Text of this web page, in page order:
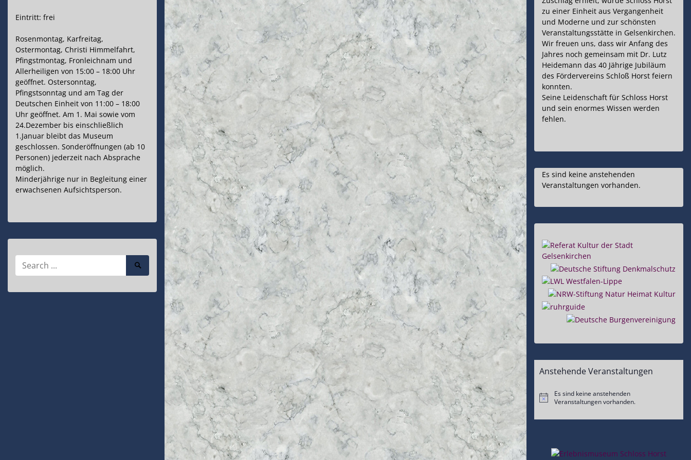
Eintritt: frei
Rosenmontag, Karfreitag,
Ostermontag, Christi Himmelfahrt,
Pfingstmontag, Fronleichnam und
Allerheiligen von 15:00 – 18:00 Uhr
geöffnet. Ostersonntag,
Pfingstsonntag und am Tag der
Deutschen Einheit von 11:00 – 18:00
Uhr geöffnet. Am 1. Mai sowie vom
24.Dezember bis einschließlich
1.Januar bleibt das Museum
geschlossen. Sonderöffnungen (ab 10
Personen) jederzeit nach Absprache
möglich.
Minderjährige nur in Begleitung einer
erwachsenen Aufsichtsperson.
for:
Search
Submit
zu einer Einheit aus Vergangenheit
und Moderne und zur schönsten
Veranstaltungsstätte in Gelsenkirchen.
Wir freuen uns, dass wir Anfang des
Jahres noch gemeinsam mit Dr. Lutz
Heidemann das 40 Jährige Jubiläum
des Fördervereins Schloß Horst feiern
konnten.
Seine Leidenschaft für Schloss Horst
und sein enormes Wissen werden
fehlen.
Es sind keine anstehenden
Veranstaltungen vorhanden.
Anstehende Veranstaltungen
Hinweis
Es sind keine anstehenden
Veranstaltungen vorhanden.